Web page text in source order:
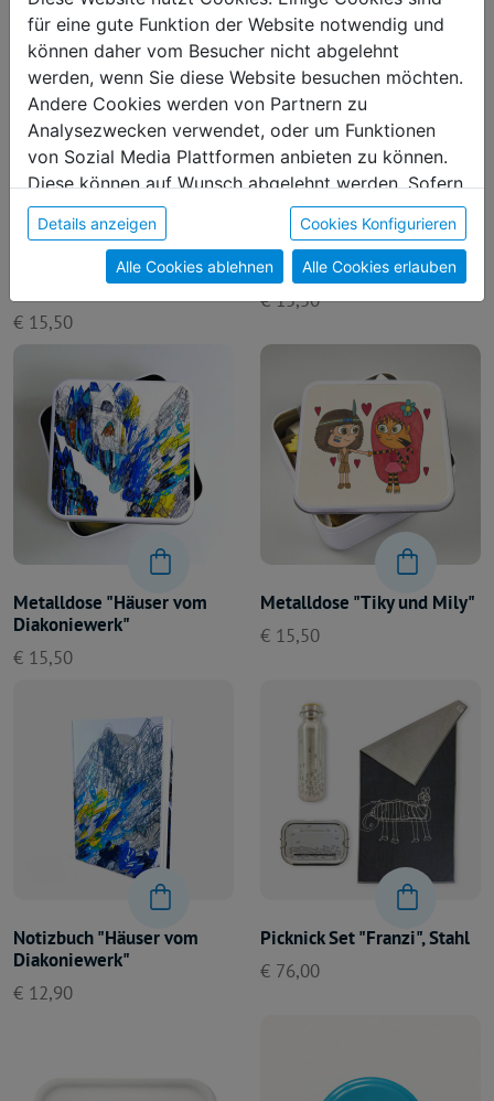
Metalldose "Fang dein
€ 15,50
Metalldose "Farbflächen"
€ 15,50
Metalldose "Häuser vom
Diakoniewerk"
€ 15,50
Metalldose "Tiky und Mily"
€ 15,50
Notizbuch "Häuser vom
Diakoniewerk"
€ 12,90
Picknick Set "Franzi", Stahl
€ 76,00
für eine gute Funktion der Website notwendig und
können daher vom Besucher nicht abgelehnt
werden, wenn Sie diese Website besuchen möchten.
Andere Cookies werden von Partnern zu
Analysezwecken verwendet, oder um Funktionen
von Sozial Media Plattformen anbieten zu können.
Diese können auf Wunsch abgelehnt werden. Sofern
sie unsere Webseite weiter nutzen, geben Sie
Einwilligung zu unseren Cookies.
Details anzeigen Cookies Konfigurieren
Alle Cookies ablehnen Alle Cookies erlauben